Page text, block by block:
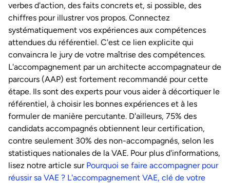
verbes d'action, des faits concrets et, si possible, des
chiffres pour illustrer vos propos. Connectez
systématiquement vos expériences aux compétences
attendues du référentiel. C'est ce lien explicite qui
convaincra le jury de votre maîtrise des compétences.
L'accompagnement par un architecte accompagnateur de
parcours (AAP) est fortement recommandé pour cette
étape. Ils sont des experts pour vous aider à décortiquer le
référentiel, à choisir les bonnes expériences et à les
formuler de manière percutante. D'ailleurs, 75% des
candidats accompagnés obtiennent leur certification,
contre seulement 30% des non-accompagnés, selon les
statistiques nationales de la VAE. Pour plus d'informations,
lisez notre article sur Pourquoi se faire accompagner pour
réussir sa VAE ? L'accompagnement VAE, clé de votre